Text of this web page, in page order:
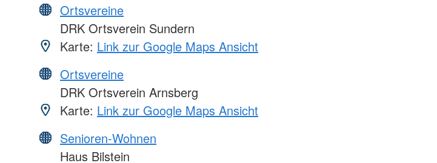
Ortsvereine
DRK Ortsverein Sundern
Karte: Link zur Google Maps Ansicht
Ortsvereine
DRK Ortsverein Arnsberg
Karte: Link zur Google Maps Ansicht
Senioren-Wohnen
Haus Bilstein